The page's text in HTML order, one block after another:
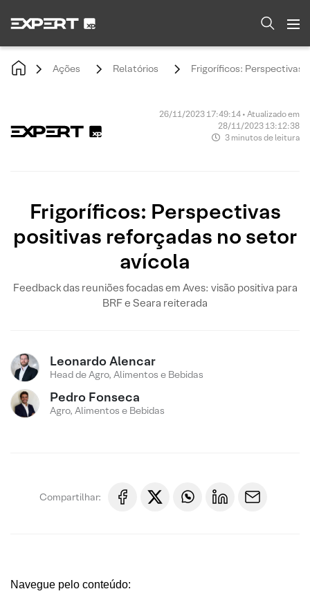
Ações Relatórios Frigoríficos: Perspectivas
26/11/2023 17:49:14 • Atualizado em
28/11/2023 13:12:38
3 minutos de leitura
Frigoríficos: Perspectivas
positivas reforçadas no setor
avícola
Feedback das reuniões focadas em Aves: visão positiva para
BRF e Seara reiterada
Leonardo Alencar
Head de Agro, Alimentos e Bebidas
Pedro Fonseca
Agro, Alimentos e Bebidas
Compartilhar:
Navegue pelo conteúdo: